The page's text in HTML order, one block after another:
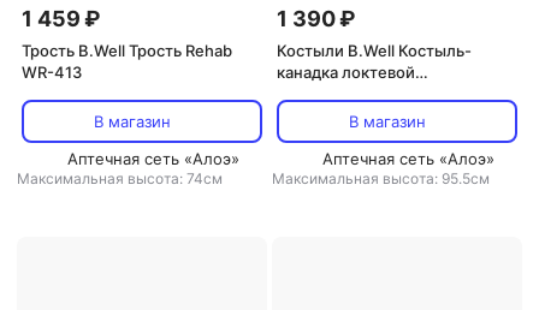
1 459 ₽
Трость B.Well Трость Rehab
WR-413
В магазин
Аптечная сеть «Алоэ»
Максимальная высота: 74см
1 390 ₽
Костыли B.Well Костыль-
канадка локтевой
манжетой, регулируемый,
WR-322, серый
В магазин
Аптечная сеть «Алоэ»
Максимальная высота: 95.5см